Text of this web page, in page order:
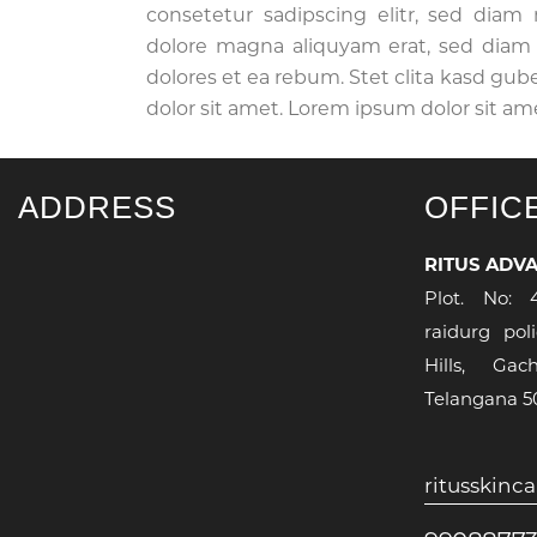
consetetur sadipscing elitr, sed
dolore magna aliquyam erat, sed
dolores et ea rebum. Stet clita kasd
dolor sit amet. Lorem ipsum dolor sit
ADDRESS
RITUS
Plot. No:
raidurg
Hills,
Telangana